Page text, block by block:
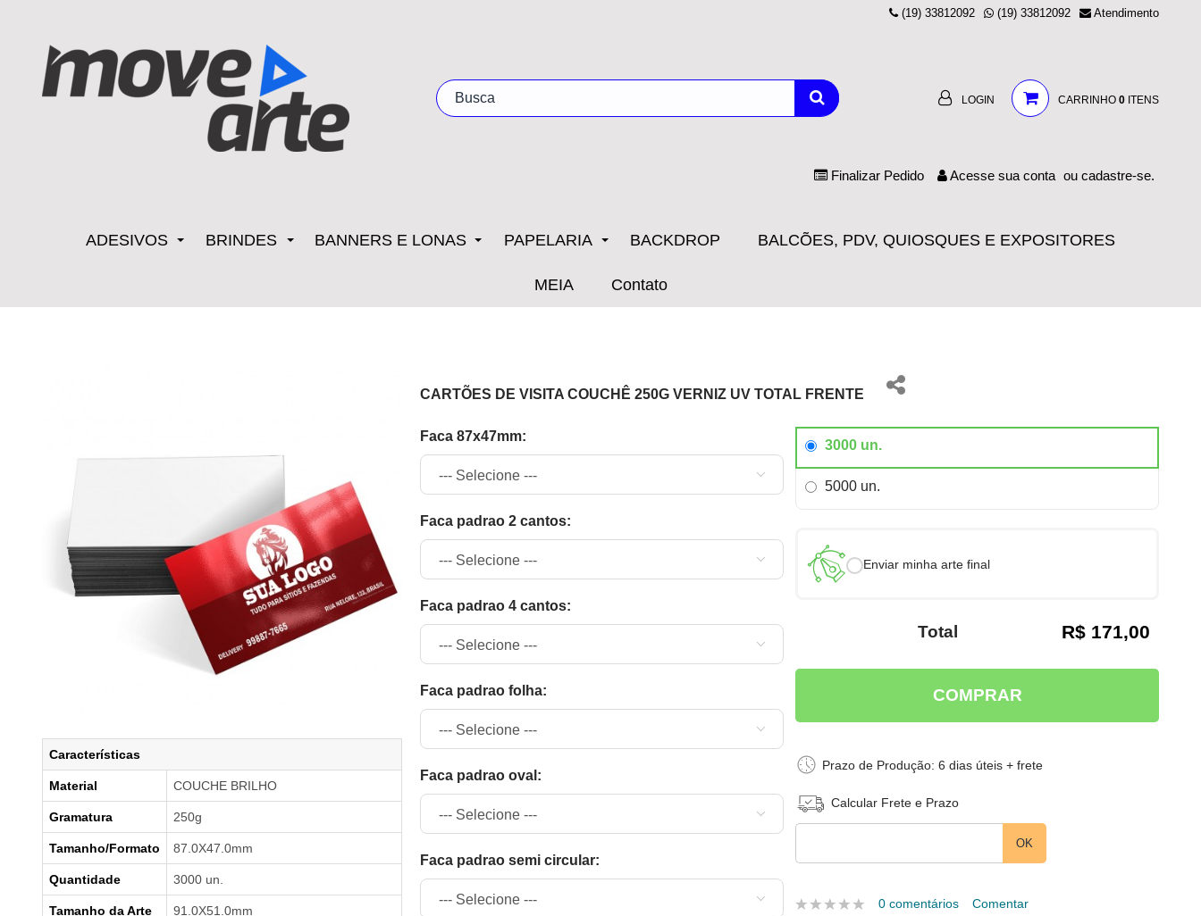
(19) 33812092 (19) 33812092 Atendimento
LOGIN CARRINHO 0 ITENS
Finalizar Pedido Acesse sua conta ou cadastre-se.
ADESIVOS BRINDES BANNERS E LONAS PAPELARIA BACKDROP BALCÕES, PDV, QUIOSQUES E EXPOSITORES
MEIA Contato
Características
Material COUCHE BRILHO
Gramatura 250g
Tamanho/Formato 87.0X47.0mm
Quantidade 3000 un.
Tamanho da Arte 91.0X51.0mm
CARTÕES DE VISITA COUCHÊ 250G VERNIZ UV TOTAL FRENTE
faca 87x47mm:
faca padrao 2 cantos:
faca padrao 4 cantos:
faca padrao folha:
faca padrao oval:
faca padrao semi circular:
3000 un.
5000 un.
Enviar minha arte final
Total R$ 171,00
Prazo de Produção: 6 dias úteis + frete
Calcular Frete e Prazo
0 comentários Comentar